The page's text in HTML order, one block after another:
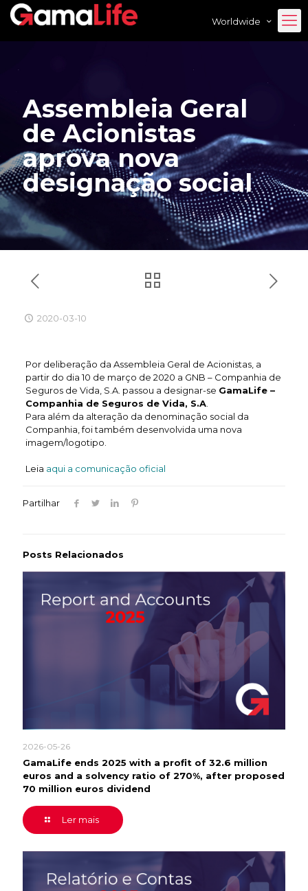
Worldwide
Assembleia Geral
de Acionistas
aprova nova
designação social
2020-03-10
Por deliberação da Assembleia Geral de Acionistas, a
partir do dia 10 de março de 2020 a GNB – Companhia de
Seguros de Vida, S.A. passou a designar-se GamaLife –
Companhia de Seguros de Vida, S.A.
Para além da alteração da denominação social da
Companhia, foi também desenvolvida uma nova
imagem/logotipo.
Leia aqui a comunicação oficial
Partilhar
Posts Relacionados
2026-05-26
GamaLife ends 2025 with a profit of 32.6 million
euros and a solvency ratio of 270%, after proposed
70 million euros dividend
Ler mais